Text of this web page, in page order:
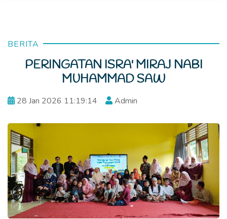
BERITA
PERINGATAN ISRA' MIRAJ NABI
MUHAMMAD SAW
28 Jan 2026 11:19:14 Admin